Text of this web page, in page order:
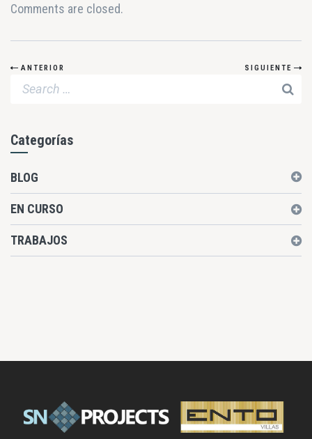
Comments are closed.
ANTERIOR SIGUIENTE
Categorías
BLOG
EN CURSO
TRABAJOS